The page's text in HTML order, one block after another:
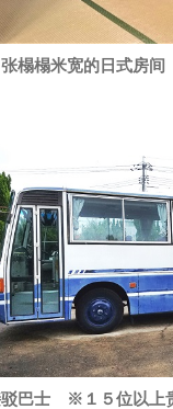
榻榻米宽的日式房间
巴士 ※１５位以上